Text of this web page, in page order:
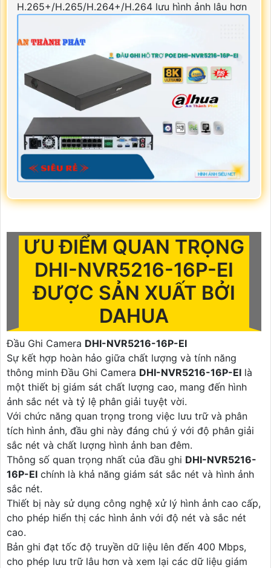
H.265+/H.265/H.264+/H.264 lưu hình ảnh lâu hơn
ƯU ĐIỂM QUAN TRỌNG
DHI-NVR5216-16P-EI
ĐƯỢC SẢN XUẤT BỞI
DAHUA
Đầu Ghi Camera DHI-NVR5216-16P-EI
Sự kết hợp hoàn hảo giữa chất lượng và tính năng
thông minh Đầu Ghi Camera DHI-NVR5216-16P-EI là
một thiết bị giám sát chất lượng cao, mang đến hình
ảnh sắc nét và tỷ lệ phân giải tuyệt vời.
Với chức năng quan trọng trong việc lưu trữ và phân
tích hình ảnh, đầu ghi này đáng chú ý với độ phân giải
sắc nét và chất lượng hình ảnh ban đêm.
Thông số quan trọng nhất của đầu ghi DHI-NVR5216-
16P-EI chính là khả năng giám sát sắc nét và hình ảnh
sắc nét.
Thiết bị này sử dụng công nghệ xử lý hình ảnh cao cấp,
cho phép hiển thị các hình ảnh với độ nét và sắc nét
cao.
Bản ghi đạt tốc độ truyền dữ liệu lên đến 400 Mbps,
cho phép lưu trữ lâu hơn và xem lại các dữ liệu giám